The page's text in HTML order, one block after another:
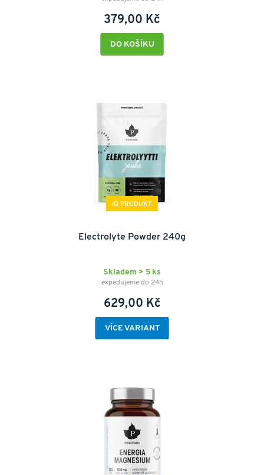
379,00 Kč
DO KOŠÍKU
IQ PRODUKT
Electrolyte Powder 240g
Skladem > 5 ks
expedujeme do 24h
629,00 Kč
VÍCE VARIANT